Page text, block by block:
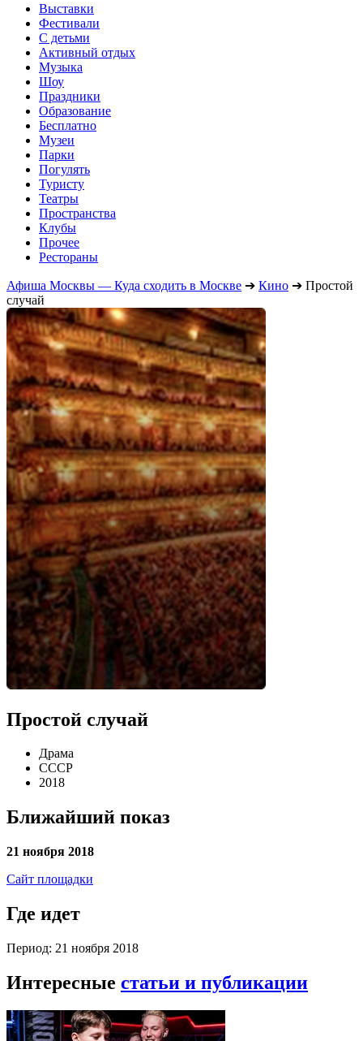
Выставки
Фестивали
С детьми
Активный отдых
Музыка
Шоу
Праздники
Образование
Бесплатно
Музеи
Парки
Погулять
Туристу
Театры
Пространства
Клубы
Прочее
Рестораны
Афиша Москвы — Куда сходить в Москве ➔ Кино ➔ Простой
случай
Простой случай
Драма
СССР
2018
Ближайший показ
21 ноября 2018
Сайт площадки
Где идет
Период: 21 ноября 2018
Интересные статьи и публикации